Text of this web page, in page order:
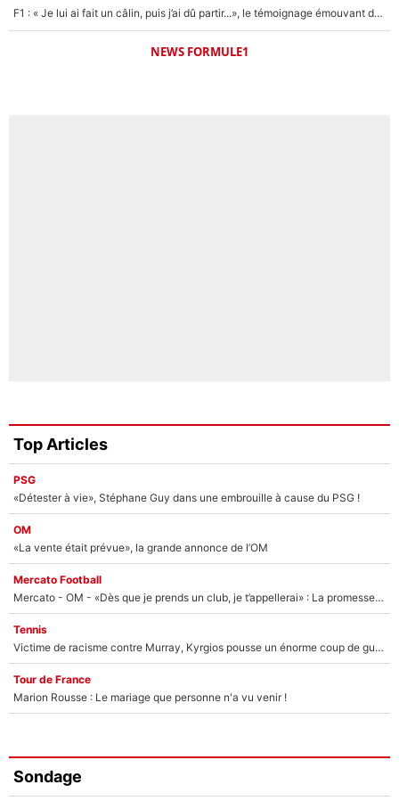
F1 : « Je lui ai fait un câlin, puis j’ai dû partir...», le témoignage émouvant de Max Verstappen sur sa fille
NEWS FORMULE1
Top Articles
PSG
«Détester à vie», Stéphane Guy dans une embrouille à cause du PSG !
OM
«La vente était prévue», la grande annonce de l’OM
Mercato Football
Mercato - OM - «Dès que je prends un club, je t’appellerai» : La promesse de Marcelino au moment de claquer la porte
Tennis
Victime de racisme contre Murray, Kyrgios pousse un énorme coup de gueule !
Tour de France
Marion Rousse : Le mariage que personne n'a vu venir !
Sondage